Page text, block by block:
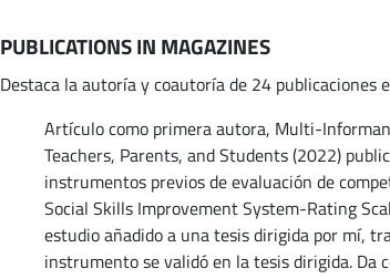
PUBLICATIONS IN MAGAZINES
Destaca la autoría y coautoría de 24 publicaciones
Artículo como primera autora, Multi-
Teachers, Parents, and Students (2022)
instrumentos previos de evaluación de
Social Skills Improvement System-Rating
estudio añadido a una tesis dirigida por mí,
instrumento se validó en la tesis dirigida. Da